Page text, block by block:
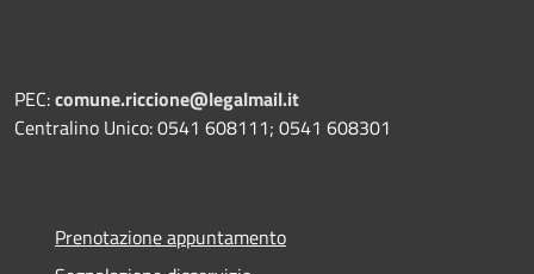
PEC:comune.riccione@legalmail.it
Centralino Unico: 0541 608111; 0541 608301
Prenotazione appuntamento